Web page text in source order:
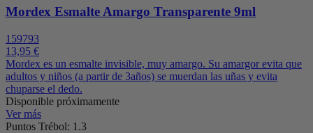
Mordex Esmalte Amargo Transparente 9ml
159793
13,95 €
Mordex es un esmalte invisible, muy amargo. Su amargor evita que
adultos y niños (a partir de 3años) se muerdan las uñas y evita
chuparse el dedo.
Disponible próximamente
Ver más
Puntos Trébol: 1.3